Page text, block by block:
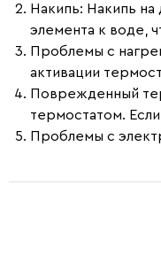
Накипь: Накипь на
элемента к воде,
Проблемы с
активации
Поврежденный
термостатом.
Проблемы с